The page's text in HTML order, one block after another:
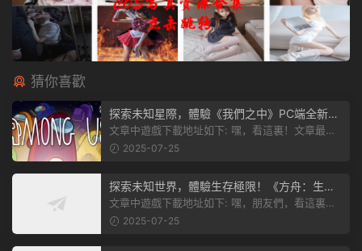
猜你喜歡
探索未知星際，體驗《我們之中》PC端全新版
本
文章中遊戲下載地址如下: 嘿，看這裏！文章最後
有個圖片，點一下就能加入我們遊...
2025-07-25
探索未知世界，體驗生存極限！《方舟：生存
飛升》v38.9中文版全新升級！
文章中遊戲下載地址如下: 嘿，朋友們，看這裏！
《方舟：生存飛升》這個遊戲超火...
2025-07-25